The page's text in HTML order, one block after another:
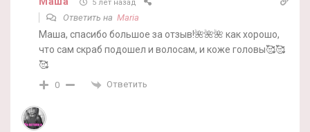
5 лет назад
Ответить на Maria
Маша, спасибо большое за отзыв!🌺🌺🌺 как хорошо,
что сам скраб подошел и волосам, и коже головы🥰🥰
🥰
0 Ответить